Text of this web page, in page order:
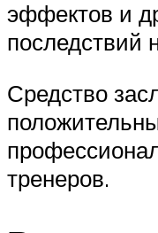
эффектов и
последствий
Средство
тренеров.